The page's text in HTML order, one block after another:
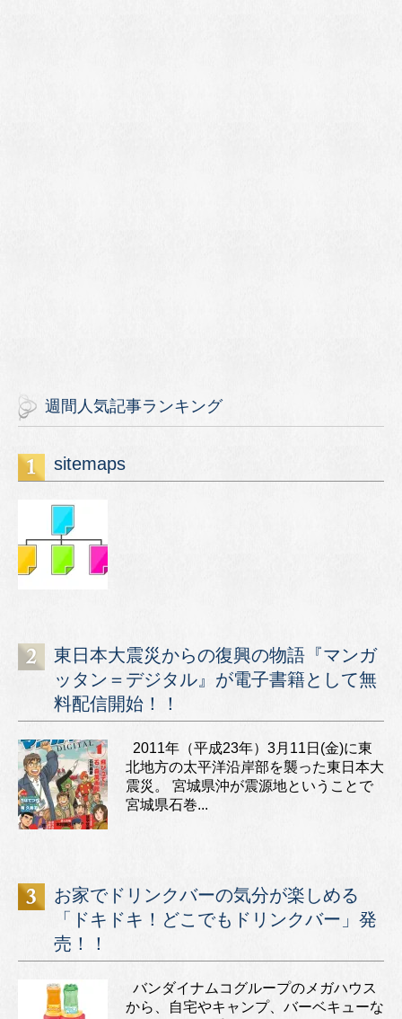
週間人気記事ランキング
sitemaps
東日本大震災からの復興の物語『マンガ
ッタン＝デジタル』が電子書籍として無
料配信開始！！
2011年（平成23年）3月11日(金)に東
北地方の太平洋沿岸部を襲った東日本大
震災。 宮城県沖が震源地ということで
宮城県石巻...
お家でドリンクバーの気分が楽しめる
「ドキドキ！どこでもドリンクバー」発
売！！
バンダイナムコグループのメガハウス
から、自宅やキャンプ、バーベキューな